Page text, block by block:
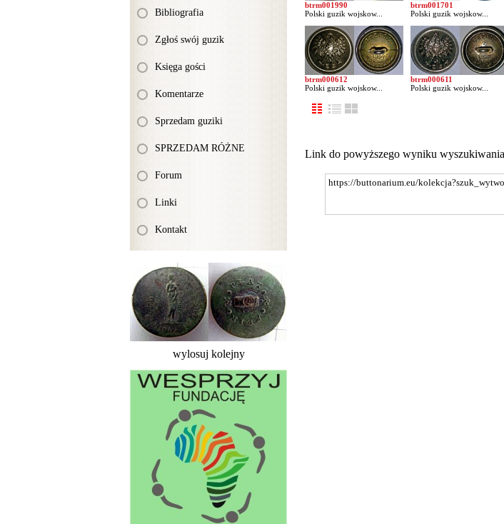
Bibliografia
Zgłoś swój guzik
Księga gości
Komentarze
Sprzedam guziki
SPRZEDAM RÓŻNE
Forum
Linki
Kontakt
wylosuj kolejny
btrm001990
Polski guzik wojskow...
btrm001701
Polski guzik wojskow...
btrm000612
Polski guzik wojskow...
btrm000611
Polski guzik wojskow...
Link do powyższego wyniku wyszukiwania